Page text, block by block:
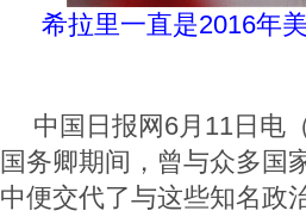
希拉里一直是2016年
中国日报网6月11日电
国务卿期间，曾与众多国
中便交代了与这些知名政